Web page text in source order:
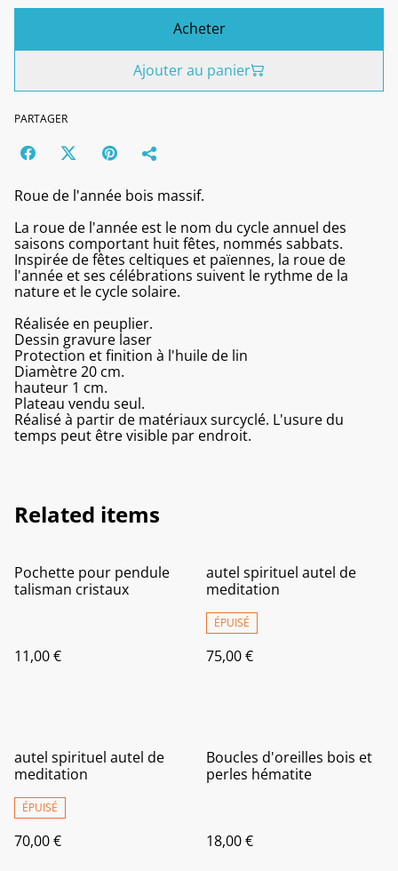
Acheter
Ajouter au panier
PARTAGER
Roue de l'année bois massif.
La roue de l'année est le nom du cycle annuel des
saisons comportant huit fêtes, nommés sabbats.
Inspirée de fêtes celtiques et païennes, la roue de
l'année et ses célébrations suivent le rythme de la
nature et le cycle solaire.
Réalisée en peuplier.
Dessin gravure laser
Protection et finition à l'huile de lin
Diamètre 20 cm.
hauteur 1 cm.
Plateau vendu seul.
Réalisé à partir de matériaux surcyclé. L'usure du
temps peut être visible par endroit.
Related items
Pochette pour pendule
talisman cristaux
11,00 €
autel spirituel autel de
meditation
ÉPUISÉ
75,00 €
autel spirituel autel de
meditation
ÉPUISÉ
70,00 €
Boucles d'oreilles bois et
perles hématite
18,00 €